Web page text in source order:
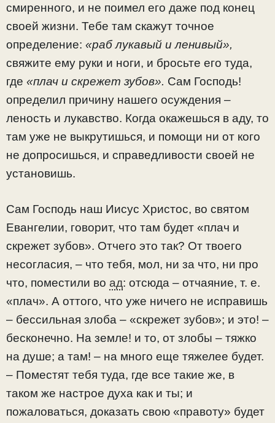
смиренного, и не поимел его даже под конец
своей жизни. Тебе там скажут точное
определение: «раб лукавый и ленивый»,
свяжите ему руки и ноги, и бросьте его туда,
где «плач и скрежет зубов». Сам Господь!
определил причину нашего осуждения –
леность и лукавство. Когда окажешься в аду, то
там уже не выкрутишься, и помощи ни от кого
не допросишься, и справедливости своей не
установишь.
Сам Господь наш Иисус Христос, во святом
Евангелии, говорит, что там будет «плач и
скрежет зубов». Отчего это так? От твоего
несогласия, – что тебя, мол, ни за что, ни про
что, поместили во ад: отсюда – отчаяние, т. е.
«плач». А оттого, что уже ничего не исправишь
– бессильная злоба – «скрежет зубов»; и это! –
бесконечно. На земле! и то, от злобы – тяжко
на душе; а там! – на много еще тяжелее будет.
– Поместят тебя туда, где все такие же, в
таком же настрое духа как и ты; и
пожаловаться, доказать свою «правоту» будет